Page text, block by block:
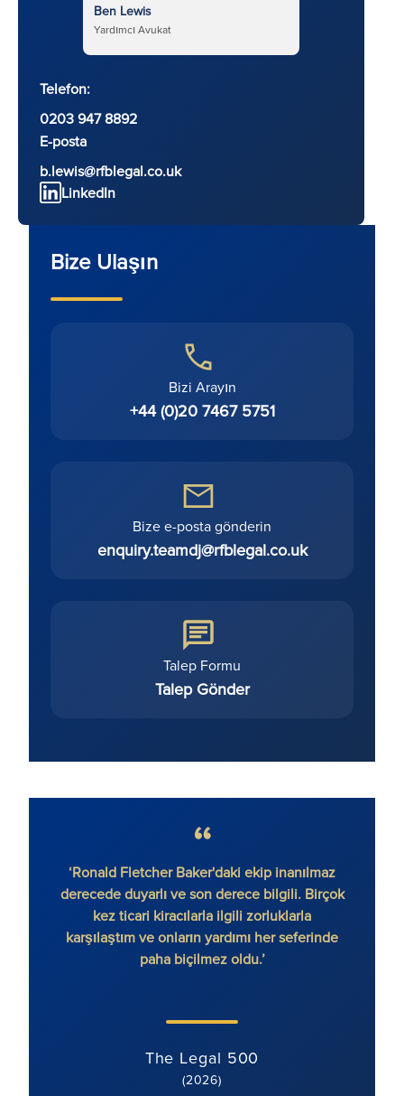
Ben Lewis
Yardımcı Avukat
Telefon:
0203 947 8892
E-posta
b.lewis@rfblegal.co.uk
LinkedIn
Bize Ulaşın
Bizi Arayın
+44 (0)20 7467 5751
Bize e-posta gönderin
enquiry.teamdj@rfblegal.co.uk
Talep Formu
Talep Gönder
‘Ronald Fletcher Baker'daki ekip inanılmaz
derecede duyarlı ve son derece bilgili. Birçok
kez ticari kiracılarla ilgili zorluklarla
karşılaştım ve onların yardımı her seferinde
paha biçilmez oldu.’
The Legal 500
(2026)